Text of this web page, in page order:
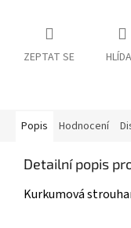
ZEPTAT SE
Popis Hodnocení
Detailní popis
Kurkumová